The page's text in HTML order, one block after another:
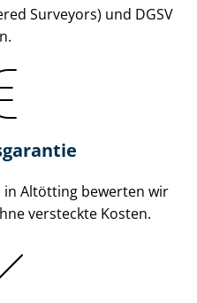
Surveyors) und DGSV
Altötting bewerten wir
versteckte Kosten.